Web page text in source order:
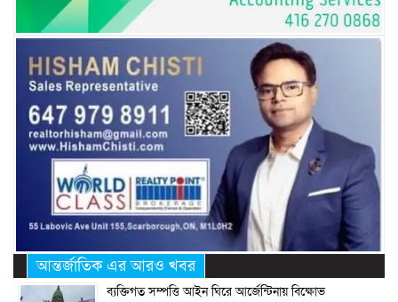
আন্তর্জাতিক এর আরও খবর
ব্যক্তিগত সম্পত্তি আইন ঘিরে আর্জেন্টিনায় বিক্ষোভ